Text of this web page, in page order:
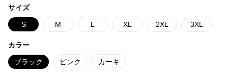
サイズ
S M L XL 2XL 3XL
カラー
ブラック ピンク カーキ